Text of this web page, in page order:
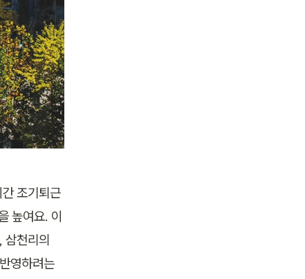
조기퇴근
높여요. 이
삼천리의
영하려는